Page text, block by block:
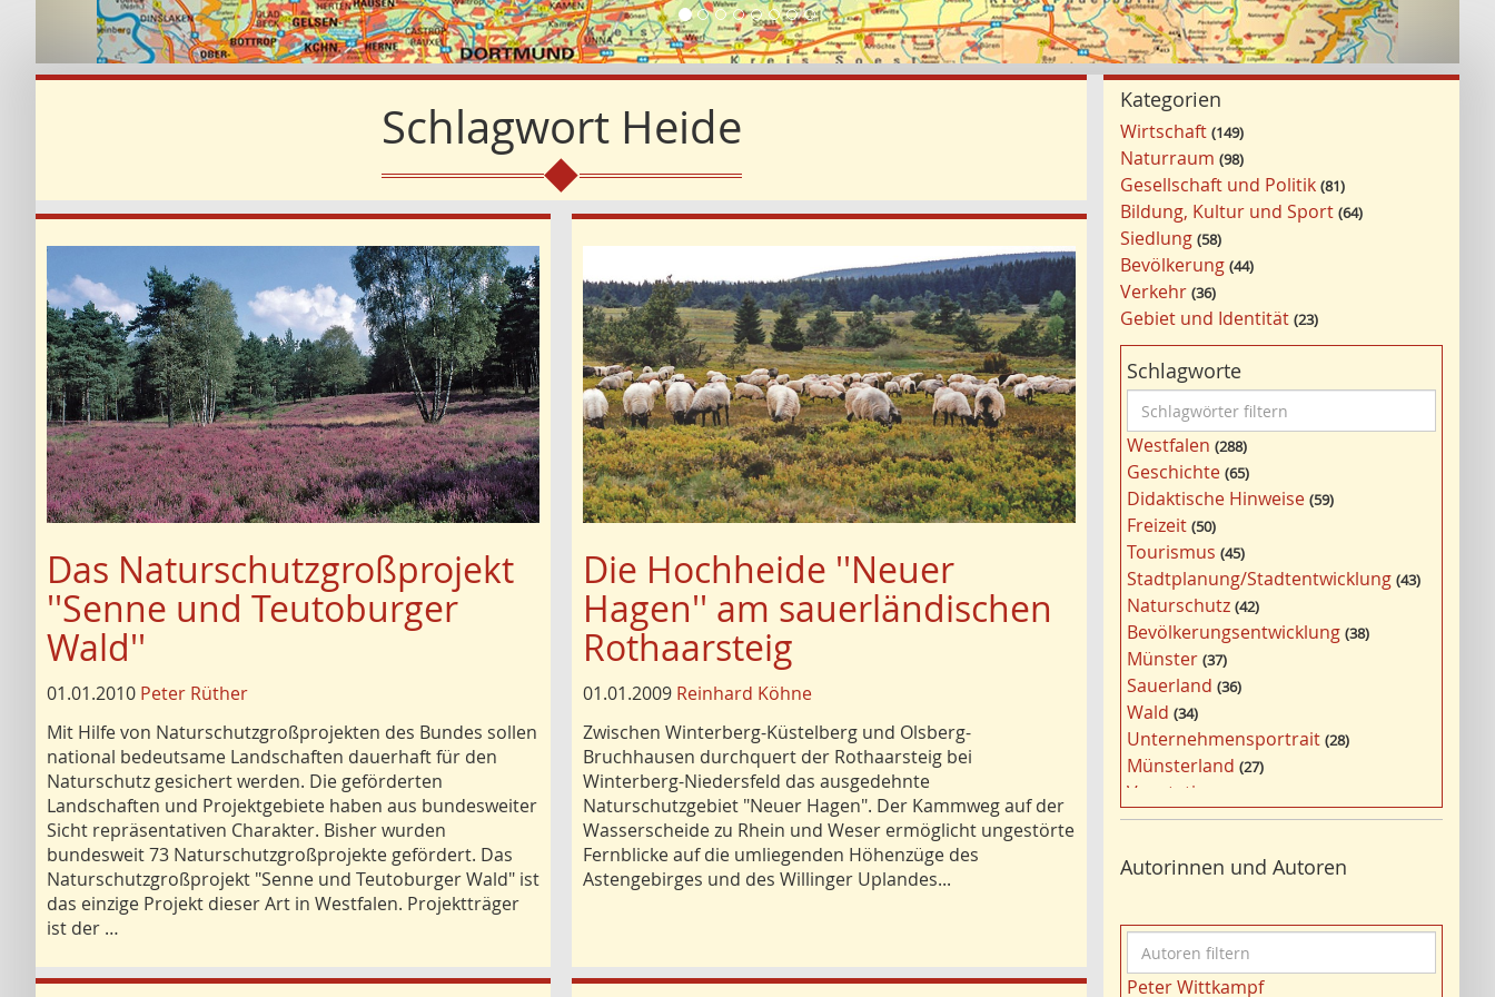
SchlagwortHeide
Das Naturschutzgroßprojekt
''Senne und Teutoburger
Wald''
01.01.2010 Peter Rüther
Mit Hilfe von Naturschutzgroßprojekten des Bundes sollen
national bedeutsame Landschaften dauerhaft für den
Naturschutz gesichert werden. Die geförderten
Landschaften und Projektgebiete haben aus bundesweiter
Sicht repräsentativen Charakter. Bisher wurden
bundesweit 73 Naturschutzgroßprojekte gefördert. Das
Naturschutzgroßprojekt "Senne und Teutoburger Wald" ist
das einzige Projekt dieser Art in Westfalen. Projektträger
ist der …
Die Hochheide ''Neuer
Hagen'' am sauerländischen
Rothaarsteig
01.01.2009 Reinhard Köhne
Zwischen Winterberg-Küstelberg und Olsberg-
Bruchhausen durchquert der Rothaarsteig bei
Winterberg-Niedersfeld das ausgedehnte
Naturschutzgebiet "Neuer Hagen". Der Kammweg auf der
Wasserscheide zu Rhein und Weser ermöglicht ungestörte
Fernblicke auf die umliegenden Höhenzüge des
Astengebirges und des Willinger Uplandes...
Kategorien
Wirtschaft 149
Naturraum 98
Gesellschaft und Politik 81
Bildung, Kultur und Sport 64
Siedlung 58
Bevölkerung 44
Verkehr 36
Gebiet und Identität 23
Schlagworte
c
h
l
a
g
w
ö
r
t
e
r
f
i
l
t
r
n
Westfalen 288
Geschichte 65
Didaktische Hinweise 59
Freizeit 50
Tourismus 45
Stadtplanung/Stadtentwicklung 43
Naturschutz 42
Bevölkerungsentwicklung 38
Münster 37
Sauerland 36
Wald 34
Unternehmensportrait 28
Münsterland 27
Vegetation
Nordrhein-Westfalen 25
Bildung 24
Kultur 22
Kulturlandschaft
Wohnen 21
Autorinnen und Autoren
u
Peter Wittkampf